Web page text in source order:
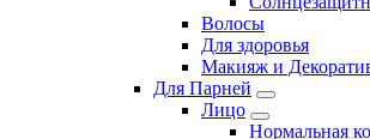
Волосы
Для здоровья
Макияж и
Для Парней
Лицо
Нормальная